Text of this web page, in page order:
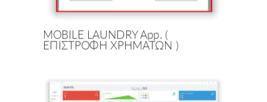
MOBILE LAUNDRY App. (
ΕΠΙΣΤΡΟΦΗ ΧΡΗΜΑΤΩΝ )